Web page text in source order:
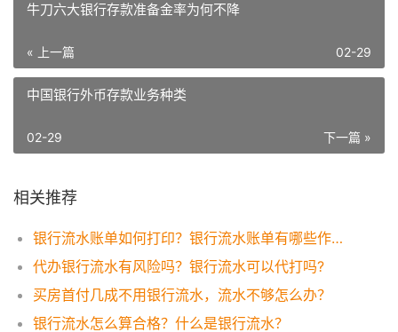
牛刀六大银行存款准备金率为何不降
« 上一篇 02-29
中国银行外币存款业务种类
下一篇 »
02-29
相关推荐
银行流水账单如何打印？银行流水账单有哪些作用？
代办银行流水有风险吗？银行流水可以代打吗?
买房首付几成不用银行流水，流水不够怎么办？
银行流水怎么算合格？什么是银行流水？